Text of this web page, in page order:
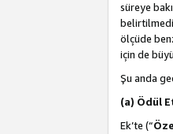
süreye
ölçüde
için de
Şu anda
(a) Ödül
Ek’te (“